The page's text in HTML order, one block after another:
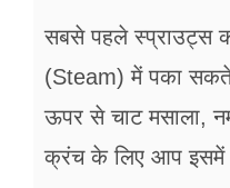
सबसे पहले स्प्राउट्स
(Steam) में पका सकते
ऊपर से चाट मसाला,
क्रंच के लिए आप इसमें